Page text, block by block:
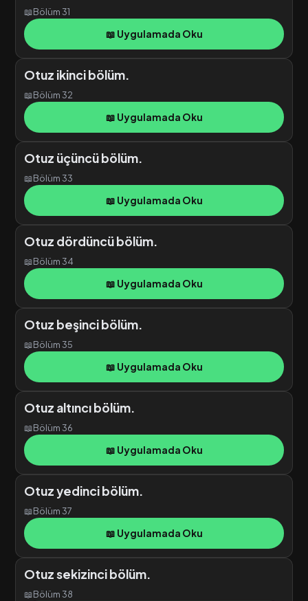
📖Bölüm 31
📖 Uygulamada Oku
Otuz ikinci bölüm.
📖Bölüm 32
📖 Uygulamada Oku
Otuz üçüncü bölüm.
📖Bölüm 33
📖 Uygulamada Oku
Otuz dördüncü bölüm.
📖Bölüm 34
📖 Uygulamada Oku
Otuz beşinci bölüm.
📖Bölüm 35
📖 Uygulamada Oku
Otuz altıncı bölüm.
📖Bölüm 36
📖 Uygulamada Oku
Otuz yedinci bölüm.
📖Bölüm 37
📖 Uygulamada Oku
Otuz sekizinci bölüm.
📖Bölüm 38